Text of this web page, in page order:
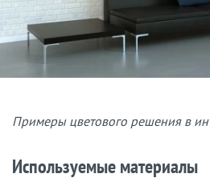
Примеры цветового решения в
Используемые материалы